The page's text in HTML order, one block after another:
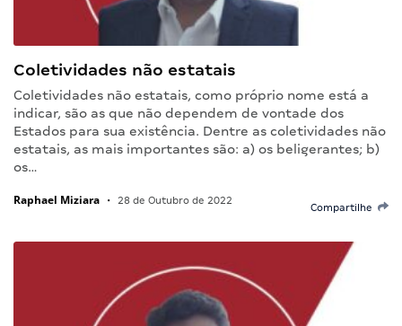
Coletividades não estatais
Coletividades não estatais, como próprio nome está a
indicar, são as que não dependem de vontade dos
Estados para sua existência. Dentre as coletividades não
estatais, as mais importantes são: a) os beligerantes; b)
os…
Raphael Miziara • 28 de Outubro de 2022
Compartilhe